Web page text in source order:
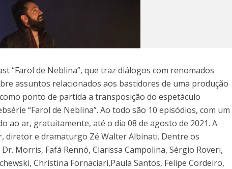
“Farol de Neblina”, que traz diálogos com renomados
assuntos relacionados aos bastidores de uma produção
ponto de partida a transposição do espetáculo
“Farol de Neblina”. Ao todo são 10 episódios, com um
ao ar, gratuitamente, até o dia 08 de agosto de 2021. A
diretor e dramaturgo Zé Walter Albinati. Dentre os
Morris, Fafá Rennó, Clarissa Campolina, Sérgio Roveri,
Christina Fornaciari,Paula Santos, Felipe Cordeiro,